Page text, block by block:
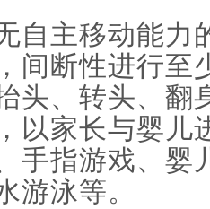
主移动能力
间断性进行至
头、转头、翻
以家长与婴儿
手指游戏、婴
游泳等。